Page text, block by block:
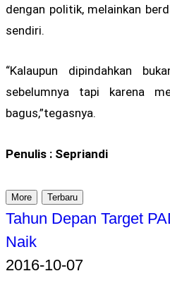
dengan politik, melainkan
sendiri.
“Kalaupun dipindahkan
sebelumnya tapi karena
bagus,”tegasnya.
Penulis : Sepriandi
More Terbaru
Tahun Depan Target
Naik
2016-10-07